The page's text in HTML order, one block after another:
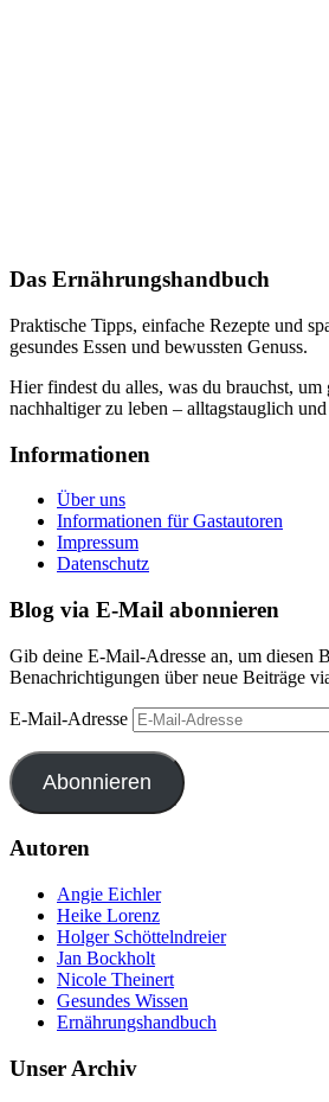
Das Ernährungshandbuch
Praktische Tipps, einfache Rezepte und
gesundes Essen und bewussten Genuss.
Hier findest du alles, was du brauchst, um
nachhaltiger zu leben – alltagstauglich
Informationen
Über uns
Informationen für Gastautoren
Impressum
Datenschutz
Blog via E-Mail abonnieren
Gib deine E-Mail-Adresse an, um diesen
Benachrichtigungen über neue Beiträge
E-Mail-Adresse
Abonnieren
Autoren
Angie Eichler
Heike Lorenz
Holger Schöttelndreier
Jan Bockholt
Nicole Theinert
Gesundes Wissen
Ernährungshandbuch
Unser Archiv